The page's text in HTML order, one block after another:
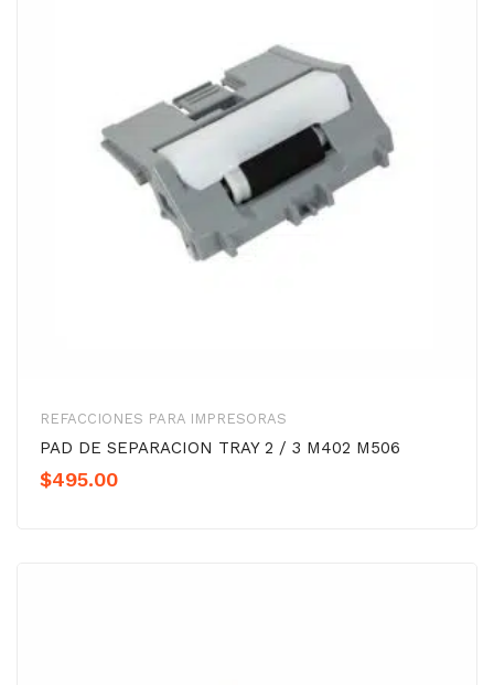
REFACCIONES PARA IMPRESORAS
PAD DE SEPARACION TRAY 2 / 3 M402 M506
$495.00